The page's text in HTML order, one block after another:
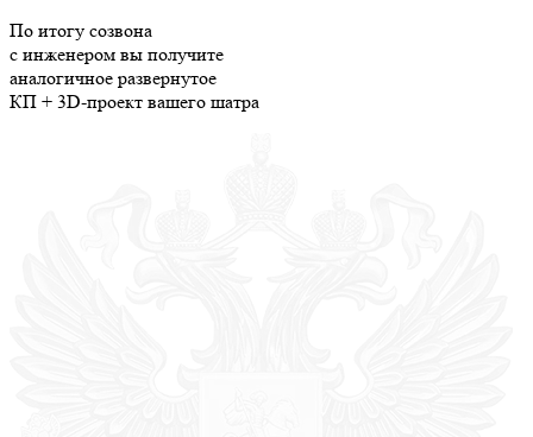
По итогу созвона
с инженером вы получите
аналогичное развернутое
КП + 3D-проект вашего шатра